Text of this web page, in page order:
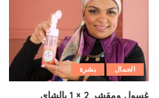
الجمال بشرة
غسول ومقشر 2 × 1 بالشاى